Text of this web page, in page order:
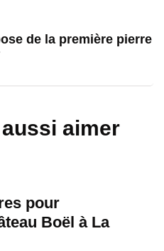
de la première pierre
aimer
pour
Boël à La